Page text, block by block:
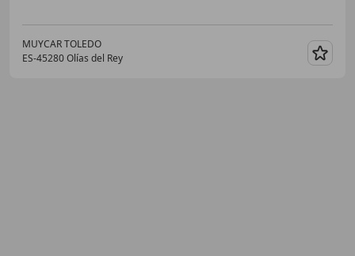
MUYCAR TOLEDO
ES-45280 Olías del Rey